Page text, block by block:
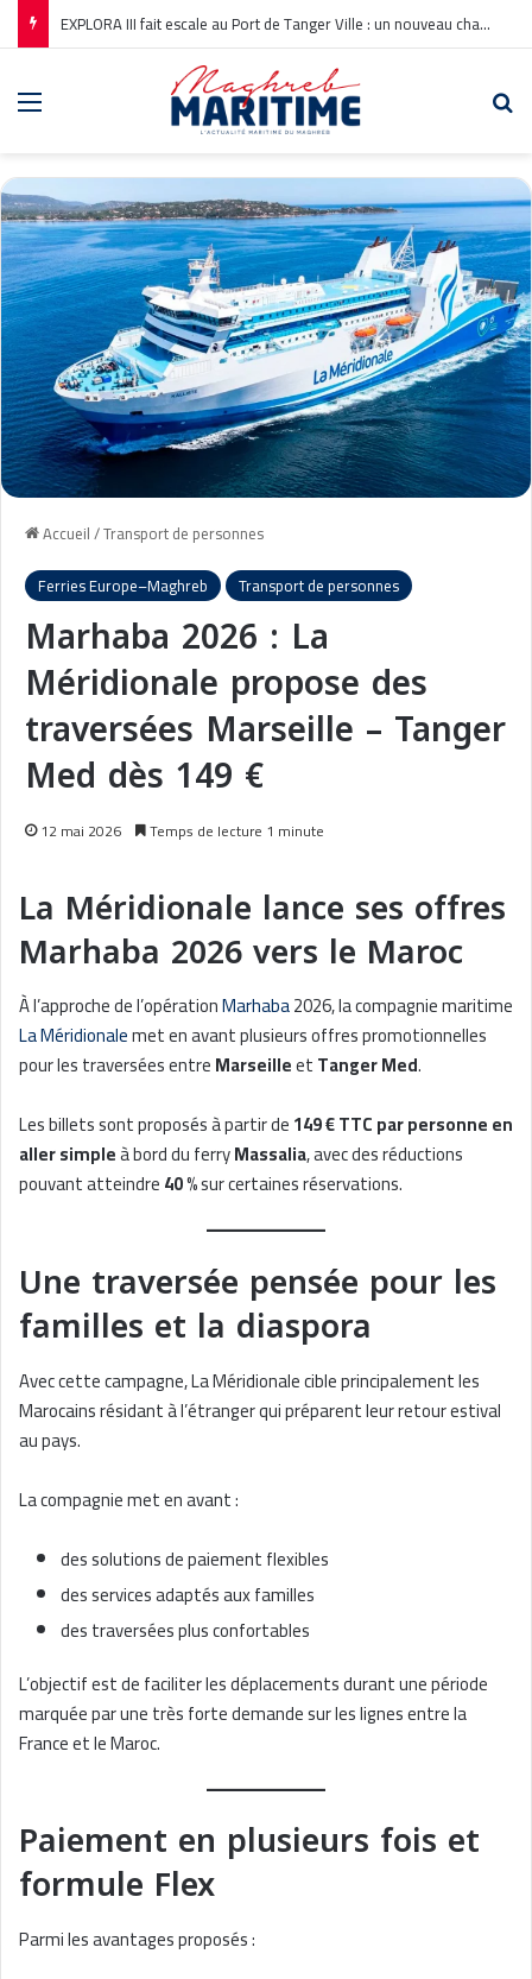
EXPLORA III fait escale au Port de Tanger Ville : un nouveau chapitre pour la croisière en Méditerranée
Accueil/Transport de personnes
Ferries Europe–Maghreb
Transport de personnes
Marhaba 2026 : La
Méridionale propose des
traversées Marseille – Tanger
Med dès 149 €
12 mai 2026 Temps de lecture 1 minute
La Méridionale lance ses offres
Marhaba 2026 vers le Maroc
À l’approche de l’opérationMarhaba2026, la compagnie maritime
La Méridionalemet en avant plusieurs offres promotionnelles
pour les traversées entreMarseilleetTanger Med.
Les billets sont proposés à partir de149 € TTC par personne en
aller simpleà bord du ferryMassalia, avec des réductions
pouvant atteindre40 %sur certaines réservations.
Une traversée pensée pour les
familles et la diaspora
Avec cette campagne, La Méridionale cible principalement les
Marocains résidant à l’étranger qui préparent leur retour estival
au pays.
La compagnie met en avant :
des solutions de paiement flexibles
des services adaptés aux familles
des traversées plus confortables
L’objectif est de faciliter les déplacements durant une période
marquée par une très forte demande sur les lignes entre la
France et le Maroc.
Paiement en plusieurs fois et
formule Flex
Parmi les avantages proposés :